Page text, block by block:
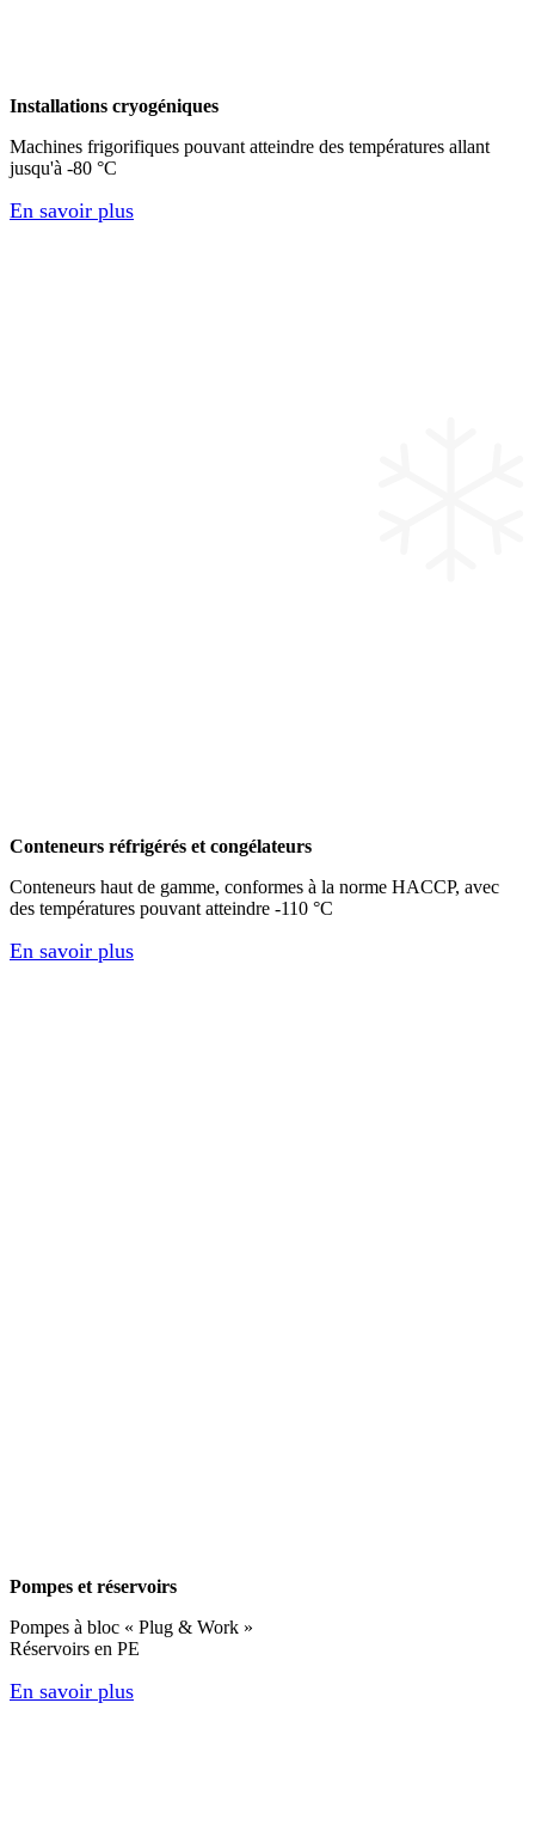
Installations cryogéniques
Machines frigorifiques pouvant atteindre des températures allant
jusqu'à -80 °C
En savoir plus
Conteneurs réfrigérés et congélateurs
Conteneurs haut de gamme, conformes à la norme HACCP, avec
des températures pouvant atteindre -110 °C
En savoir plus
Pompes et réservoirs
Pompes à bloc « Plug & Work »
Réservoirs en PE
En savoir plus